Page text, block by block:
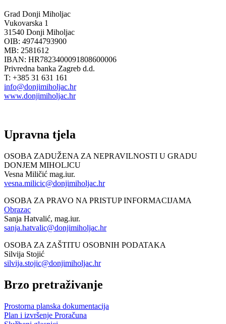
Grad Donji Miholjac
Vukovarska 1
31540 Donji Miholjac
OIB: 49744793900
MB: 2581612
IBAN: HR7823400091808600006
Privredna banka Zagreb d.d.
T: +385 31 631 161
info@donjimiholjac.hr
www.donjimiholjac.hr
Upravna tjela
OSOBA ZADUŽENA ZA NEPRAVILNOSTI U GRADU
DONJEM MIHOLJCU
Vesna Miličić mag.iur.
vesna.milicic@donjimiholjac.hr
OSOBA ZA PRAVO NA PRISTUP INFORMACIJAMA
Obrazac
Sanja Hatvalić, mag.iur.
sanja.hatvalic@donjimiholjac.hr
OSOBA ZA ZAŠTITU OSOBNIH PODATAKA
Silvija Stojić
silvija.stojic@donjimiholjac.hr
Brzo pretraživanje
Prostorna planska dokumentacija
Plan i izvršenje Proračuna